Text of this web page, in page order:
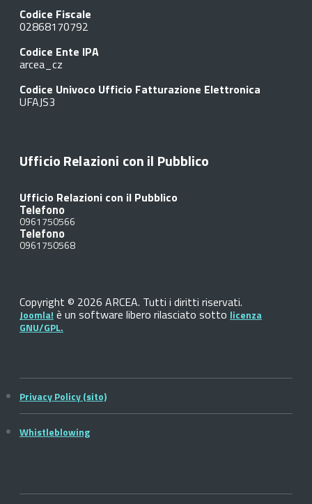
Codice Fiscale
02868170792
Codice Ente IPA
arcea_cz
Codice Univoco Ufficio Fatturazione Elettronica
UFAJS3
Ufficio Relazioni con il Pubblico
Ufficio Relazioni con il Pubblico
Telefono
0961750566
Telefono
0961750568
Copyright © 2026 ARCEA. Tutti i diritti riservati.
Joomla! è un software libero rilasciato sotto licenza
GNU/GPL.
Privacy Policy (sito)
Whistleblowing